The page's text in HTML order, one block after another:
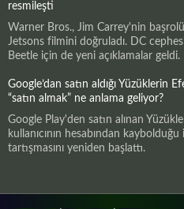
resmileşti
Warner Bros., Jim Carrey'nin
Jetsons filmini doğruladı. DC
Beetle için de yeni açıklamalar geldi.
Google’dan satın aldığı Yüzüklerin
“satın almak” ne anlama geliyor?
Google Play'den satın alınan
kullanıcının hesabından
tartışmasını yeniden başlattı.